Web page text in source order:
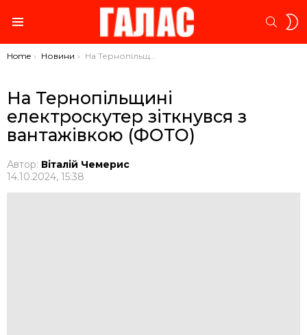
You are here:
Home Новини На Тернопільщині електроскутер зіткнувся з вантажівкою (ФОТО)
На Тернопільщині
електроскутер зіткнувся з
вантажівкою (ФОТО)
Автор: Віталій Чемерис
14.10.2024, 15:38